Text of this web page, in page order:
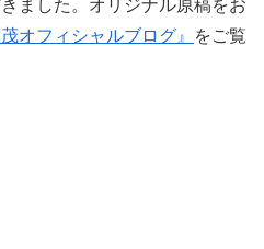
ました。オリジナル原稿をお
茂オフィシャルブログ』
をご覧